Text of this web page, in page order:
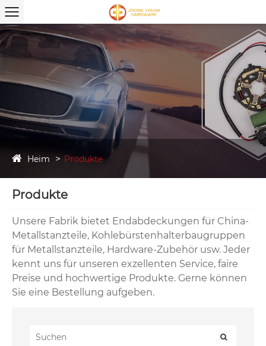
Heim Produkte
Produkte
Unsere Fabrik bietet Endabdeckungen für China-
Metallstanzteile, Kohlebürstenhalterbaugruppen
für Metallstanzteile, Hardware-Zubehör usw. Jeder
kennt uns für unseren exzellenten Service, faire
Preise und hochwertige Produkte. Gerne können
Sie eine Bestellung aufgeben.